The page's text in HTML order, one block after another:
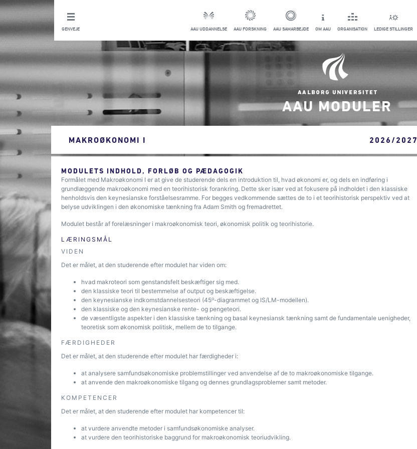
GENVEJE AAU UDDANNELSE AAU FORSKNING AAU SAMARBEJDE OM AAU ORGANISATION LEDIGE STILLINGER
AAU MODULER
MAKROØKONOMI I 2026/2027
MODULETS INDHOLD, FORLØB OG PÆDAGOGIK
Formålet med Makroøkonomi I er at give de studerende dels en introduktion til, hvad økonomi er, og dels en indføring i
grundlæggende makroøkonomi med en teorihistorisk forankring. Dette sker især ved at fokusere på indholdet i den klassiske
henholdsvis den keynesianske forståelsesramme. For begges vedkommende sættes de to i et teorihistorisk perspektiv ved at
belyse udviklingen i den økonomiske tænkning fra Adam Smith og fremadrettet.
Modulet består af forelæsninger i makroøkonomisk teori, økonomisk politik og teorihistorie.
LÆRINGSMÅL
VIDEN
Det er målet, at den studerende efter modulet har viden om:
hvad makroteori som genstandsfelt beskæftiger sig med.
den klassiske teori til bestemmelse af output og beskæftigelse.
den keynesianske indkomstdannelsesteori (45o-diagrammet og IS/LM-modellen).
den klassiske og den keynesianske rente- og pengeteori.
de væsentligste aspekter i den klassiske tænkning og basal keynesiansk tænkning samt de fundamentale uenigheder,
teoretisk som økonomisk politisk, mellem de to tilgange.
FÆRDIGHEDER
Det er målet, at den studerende efter modulet har færdigheder i:
at analysere samfundsøkonomiske problemstillinger ved anvendelse af de to makroøkonomiske tilgange.
at anvende den makroøkonomiske tilgang og dennes grundlagsproblemer samt metoder.
KOMPETENCER
Det er målet, at den studerende efter modulet har kompetencer til:
at vurdere anvendte metoder i samfundsøkonomiske analyser.
at vurdere den teorihistoriske baggrund for makroøkonomisk teoriudvikling.